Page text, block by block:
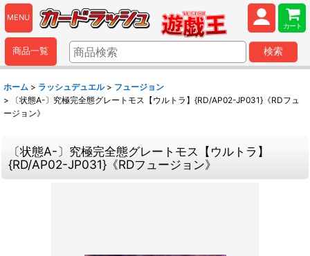
MENU
カート
商品一覧 検索
ホーム > ラッシュデュエル > フュージョン
>
〔状態A-〕究極完全態グレートモス【ウルトラ】{RD/AP02-JP031}《RDフュ
ージョン》
〔状態A-〕究極完全態グレートモス【ウルトラ】
{RD/AP02-JP031}《RDフュージョン》